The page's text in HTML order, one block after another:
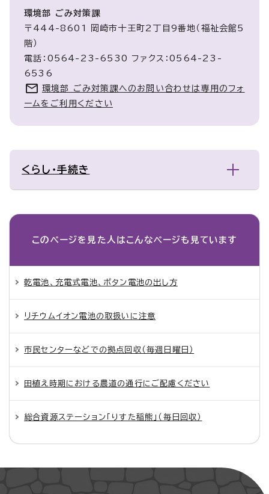
環境部 ごみ対策課
〒444-8601 岡崎市十王町2丁目9番地（福祉会館5
階）
電話：0564-23-6530 ファクス：0564-23-
6536
環境部 ごみ対策課へのお問い合わせは専用のフォ
ームをご利用ください
くらし・手続き
このページを見た人は こんなページも見ています
乾電池、充電式電池、ボタン電池の出し方
リチウムイオン電池の取扱いに注意
市民センターなどでの拠点回収（毎週日曜日）
田植え時期における農道の通行にご配慮ください
総合資源ステーション「りすた稲熊」（毎日回収）